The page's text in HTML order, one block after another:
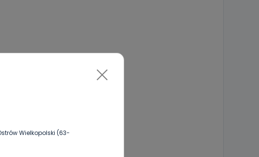
Wielkopolski (63-